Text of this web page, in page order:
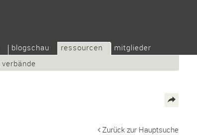
blogschau
ressourcen
verbände
mitglieder
Zurück zur Hauptsuche